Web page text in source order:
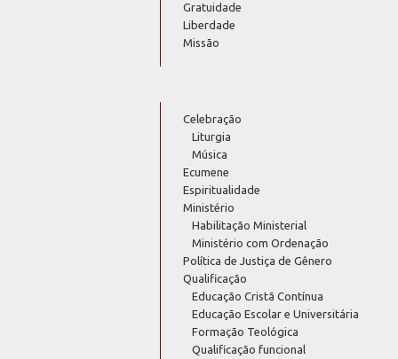
Gratuidade
Liberdade
Missão
Celebração
Liturgia
Música
Ecumene
Espiritualidade
Ministério
Habilitação Ministerial
Ministério com Ordenação
Política de Justiça de Gênero
Qualificação
Educação Cristã Contínua
Educação Escolar e Universitária
Formação Teológica
Qualificação funcional